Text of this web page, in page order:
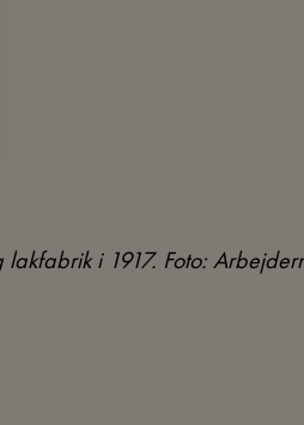
i 1917. Foto: